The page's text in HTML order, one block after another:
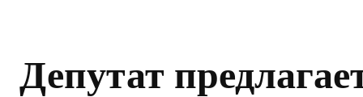
Депутат